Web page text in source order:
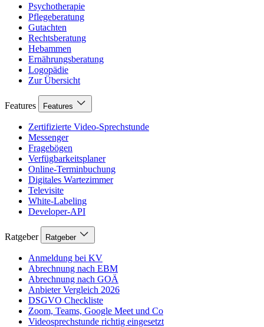
Psychotherapie
Pflegeberatung
Gutachten
Rechtsberatung
Hebammen
Ernährungsberatung
Logopädie
Zur Übersicht
Features Features
Zertifizierte Video-Sprechstunde
Messenger
Fragebögen
Verfügbarkeitsplaner
Online-Terminbuchung
Digitales Wartezimmer
Televisite
White-Labeling
Developer-API
Ratgeber Ratgeber
Anmeldung bei KV
Abrechnung nach EBM
Abrechnung nach GOÄ
Anbieter Vergleich 2026
DSGVO Checkliste
Zoom, Teams, Google Meet und Co
Videosprechstunde richtig eingesetzt